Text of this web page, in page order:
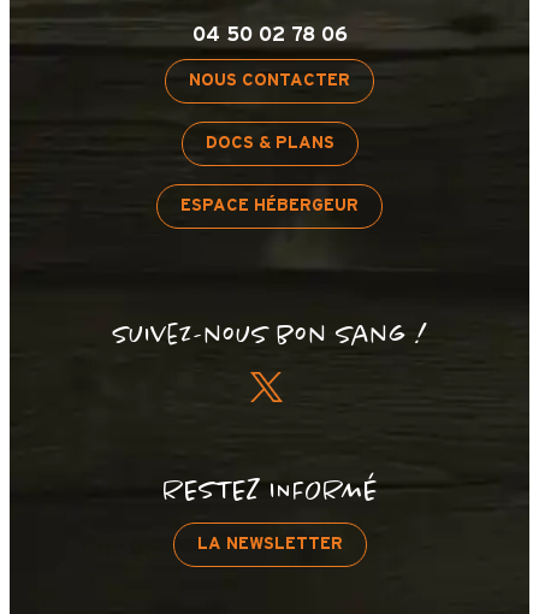
04 50 02 78 06
NOUS CONTACTER
DOCS & PLANS
ESPACE HÉBERGEUR
Suivez-nous bon sang !
RESTEZ INFORMÉ
LA NEWSLETTER